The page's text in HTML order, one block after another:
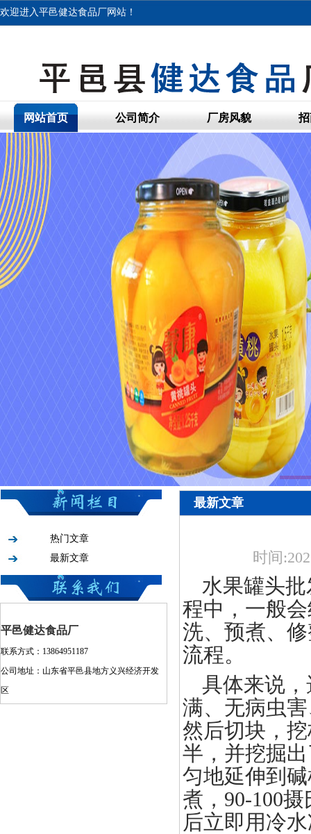
欢迎进入平邑健达食品厂网站！
网站首页 公司简介 厂房风貌
热门文章
最新文章
平邑健达食品厂
联系方式：13864951187
公司地址：山东省平邑县地方义兴经济开发
区
最新文章
时间:
水果罐头
程中，一般
洗、预煮、
流程。
具体来说
满、无病虫
然后切块，
半，并挖掘
匀地延伸到
煮，90-100
后立即用冷